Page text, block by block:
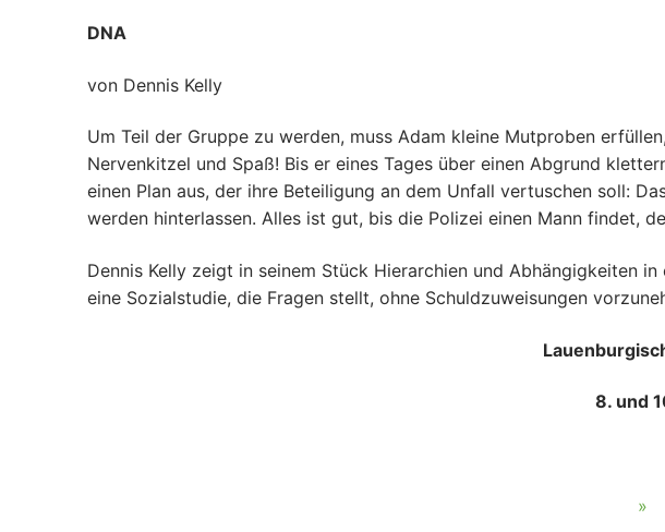
DNA
von Dennis Kelly
Um Teil der Gruppe zu werden, muss Adam kleine Mutproben
Nervenkitzel und Spaß! Bis er eines Tages über einen Abgrund
einen Plan aus, der ihre Beteiligung an dem Unfall vertuschen soll:
werden hinterlassen. Alles ist gut, bis die Polizei einen Mann findet,
Dennis Kelly zeigt in seinem Stück Hierarchien und Abhängigkeiten
eine Sozialstudie, die Fragen stellt, ohne Schuldzuweisungen
8. und